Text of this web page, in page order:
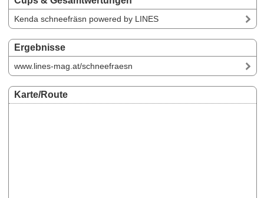
Kenda schneefräsn powered by LINES
Ergebnisse
www.lines-mag.at/schneefraesn
Karte/Route